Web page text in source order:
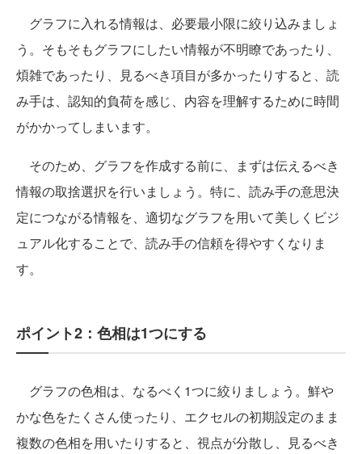
グラフに入れる情報は、必要最小限に絞り込みましょ
う。そもそもグラフにしたい情報が不明瞭であったり、
煩雑であったり、見るべき項目が多かったりすると、読
み手は、認知的負荷を感じ、内容を理解するために時間
がかかってしまいます。
そのため、グラフを作成する前に、まずは伝えるべき
情報の取捨選択を行いましょう。特に、読み手の意思決
定につながる情報を、適切なグラフを用いて美しくビジ
ュアル化することで、読み手の信頼を得やすくなりま
す。
ポイント2：色相は1つにする
グラフの色相は、なるべく1つに絞りましょう。鮮や
かな色をたくさん使ったり、エクセルの初期設定のまま
複数の色相を用いたりすると、視点が分散し、見るべき